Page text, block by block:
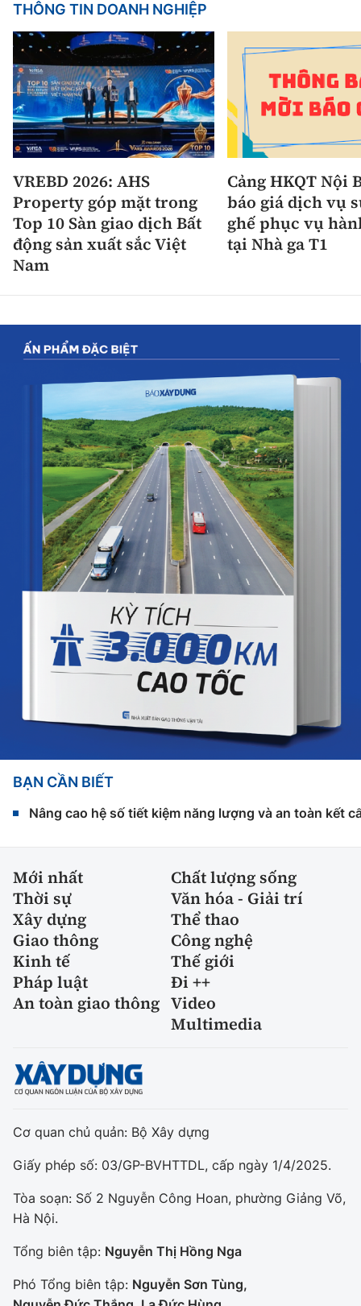
THÔNG TIN DOANH NGHIỆP
VREBD 2026: AHS
Property góp mặt trong
Top 10 Sàn giao dịch Bất
động sản xuất sắc Việt
Nam
Cảng HKQT Nội
báo giá dịch vụ
ghế phục vụ
tại Nhà ga T1
BẠN CẦN BIẾT
Nâng cao hệ số tiết kiệm năng lượng và an toàn kết
Mới nhất
Chất lượng sống
Thời sự
Văn hóa - Giải trí
Xây dựng
Thể thao
Giao thông
Công nghệ
Kinh tế
Thế giới
Pháp luật
Đi ++
An toàn giao thông Video
Multimedia
Cơ quan chủ quản: Bộ Xây dựng
Giấy phép số: 03/GP-BVHTTDL, cấp ngày 1/4/2025.
Tòa soạn: Số 2 Nguyễn Công Hoan, phường Giảng Võ,
Hà Nội.
Tổng biên tập: Nguyễn Thị Hồng Nga
Phó Tổng biên tập: Nguyễn Sơn Tùng,